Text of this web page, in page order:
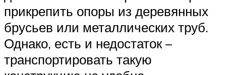
прикрепить опоры из деревянных
брусьев или металлических труб.
Однако, есть и недостаток –
транспортировать такую